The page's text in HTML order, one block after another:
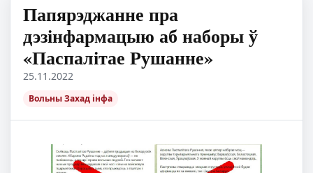
Папярэджанне пра
дэзінфармацыю аб наборы ў
«Паспалітае Рушанне»
25.11.2022
Вольны Захад інфа